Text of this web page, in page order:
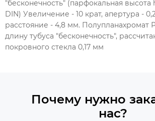
"бесконечность" (парфокальная высота
DIN) Увеличение - 10 крат, апертура -
расстояние - 4,8 мм. Полупланахромат
длину тубуса "бесконечность",
покровного стекла 0,17 мм
Почему нужно
нас?